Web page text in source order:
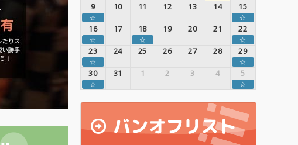
9 10 11 12 13 14 15
☆ ☆
16 17 18 19 20 21 22
☆ ☆ ☆
23 24 25 26 27 28 29
☆ ☆
30 31 1 2 3 4 5
☆ ☆